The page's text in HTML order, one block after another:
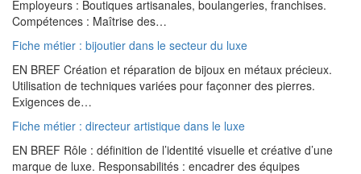
Employeurs : Boutiques artisanales, boulangeries, franchises.
Compétences : Maîtrise des…
Fiche métier : bijoutier dans le secteur du luxe
EN BREF Création et réparation de bijoux en métaux précieux.
Utilisation de techniques variées pour façonner des pierres.
Exigences de…
Fiche métier : directeur artistique dans le luxe
EN BREF Rôle : définition de l’identité visuelle et créative d’une
marque de luxe. Responsabilités : encadrer des équipes